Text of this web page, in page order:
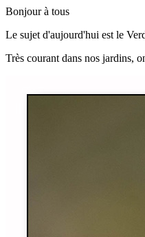
Bonjour à tous
Le sujet d'aujourd'hui est le
Très courant dans nos jardins,